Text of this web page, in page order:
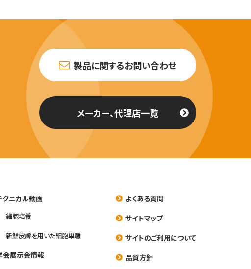
製品に関するお問い合わせ
メーカー、代理店一覧
クニカル動画
細胞培養
新鮮皮膚を用いた細胞単離
会展示会情報
よくある質問
サイトマップ
サイトのご利用について
品質方針